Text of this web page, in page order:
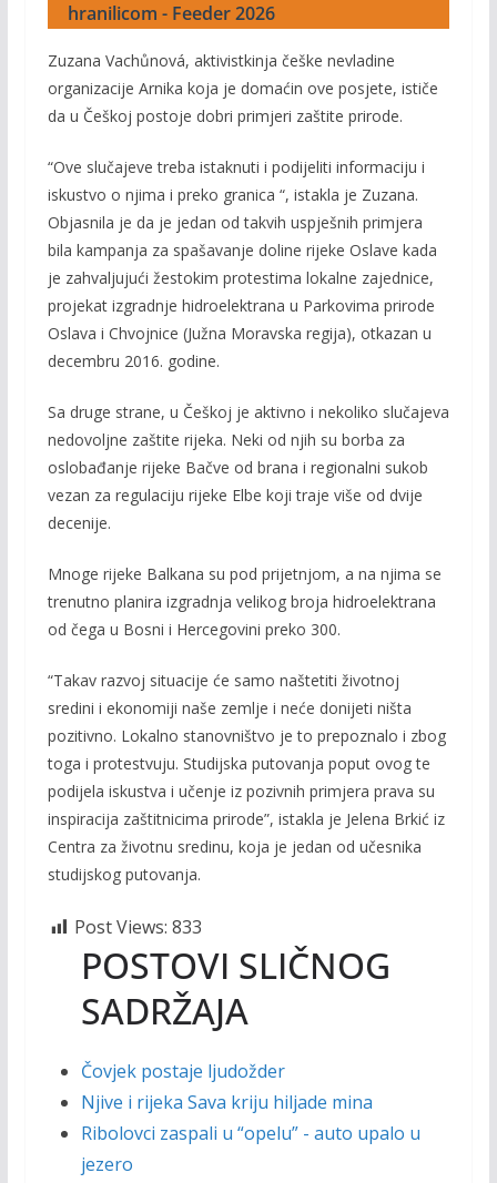
hranilicom - Feeder 2026
Zuzana Vachůnová, aktivistkinja češke nevladine
organizacije Arnika koja je domaćin ove posjete, ističe
da u Češkoj postoje dobri primjeri zaštite prirode.
“Ove slučajeve treba istaknuti i podijeliti informaciju i
iskustvo o njima i preko granica “, istakla je Zuzana.
Objasnila je da je jedan od takvih uspješnih primjera
bila kampanja za spašavanje doline rijeke Oslave kada
je zahvaljujući žestokim protestima lokalne zajednice,
projekat izgradnje hidroelektrana u Parkovima prirode
Oslava i Chvojnice (Južna Moravska regija), otkazan u
decembru 2016. godine.
Sa druge strane, u Češkoj je aktivno i nekoliko slučajeva
nedovoljne zaštite rijeka. Neki od njih su borba za
oslobađanje rijeke Bačve od brana i regionalni sukob
vezan za regulaciju rijeke Elbe koji traje više od dvije
decenije.
Mnoge rijeke Balkana su pod prijetnjom, a na njima se
trenutno planira izgradnja velikog broja hidroelektrana
od čega u Bosni i Hercegovini preko 300.
“Takav razvoj situacije će samo naštetiti životnoj
sredini i ekonomiji naše zemlje i neće donijeti ništa
pozitivno. Lokalno stanovništvo je to prepoznalo i zbog
toga i protestvuju. Studijska putovanja poput ovog te
podijela iskustva i učenje iz pozivnih primjera prava su
inspiracija zaštitnicima prirode”, istakla je Jelena Brkić iz
Centra za životnu sredinu, koja je jedan od učesnika
studijskog putovanja.
Post Views: 833
POSTOVI SLIČNOG
SADRŽAJA
Čovjek postaje ljudožder
Njive i rijeka Sava kriju hiljade mina
Ribolovci zaspali u “opelu” - auto upalo u
jezero